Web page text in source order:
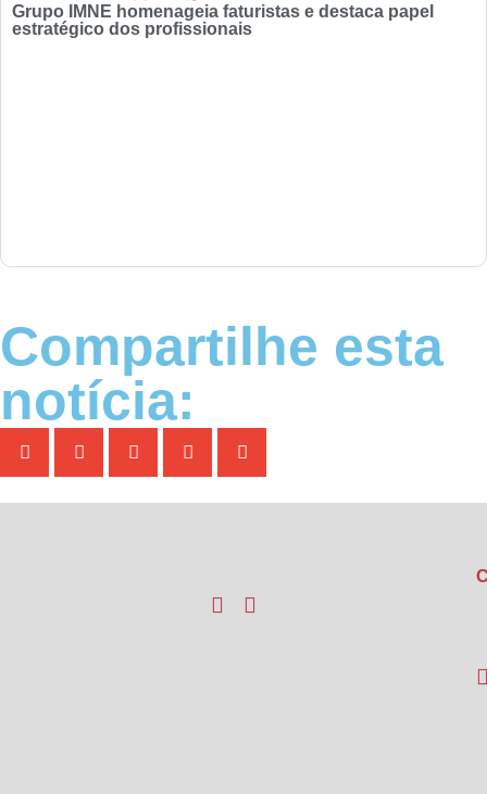
Grupo IMNE homenageia faturistas e destaca papel
estratégico dos profissionais
Compartilhe esta
notícia: